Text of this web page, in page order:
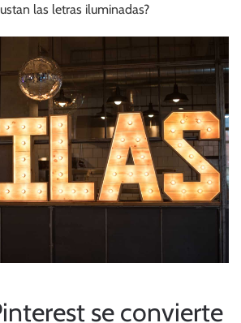
las letras iluminadas?
se convierte